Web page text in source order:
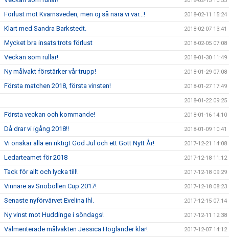
Förlust mot Kvarnsveden, men oj så nära vi var...! 2018-02-11 15:24
Klart med Sandra Barkstedt. 2018-02-07 13:41
Mycket bra insats trots förlust 2018-02-05 07:08
Veckan som rullar! 2018-01-30 11:49
Ny målvakt förstärker vår trupp! 2018-01-29 07:08
Första matchen 2018, första vinsten! 2018-01-27 17:49
2018-01-22 09:25
Första veckan och kommande! 2018-01-16 14:10
Då drar vi igång 2018!! 2018-01-09 10:41
Vi önskar alla en riktigt God Jul och ett Gott Nytt År! 2017-12-21 14:08
Ledarteamet för 2018 2017-12-18 11:12
Tack för allt och lycka till! 2017-12-18 09:29
Vinnare av Snöbollen Cup 2017! 2017-12-18 08:23
Senaste nyförvärvet Evelina Ihl. 2017-12-15 07:14
Ny vinst mot Huddinge i söndags! 2017-12-11 12:38
Välmeriterade målvakten Jessica Höglander klar! 2017-12-07 14:12